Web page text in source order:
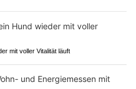
mit voller Vitalität läuft